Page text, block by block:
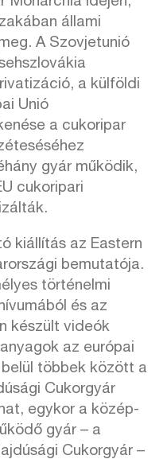
állami
A Szovjetunió
a külföldi
Unió
a cukoripar
gyár működik,
cukoripari
kiállítás az Eastern
bemutatója.
történelmi
és az
készült videók
az európai
többek között a
Cukorgyár
egykor a közép-
gyár – a
Cukorgyár –